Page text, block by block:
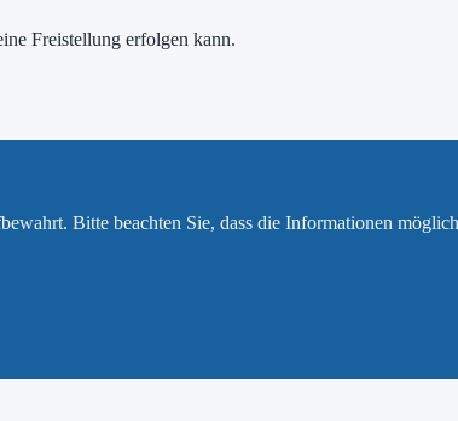
Freistellung erfolgen kann.
Bitte beachten Sie, dass die Informationen